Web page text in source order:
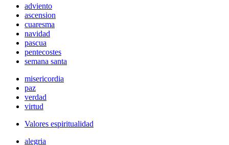
adviento
ascension
cuaresma
navidad
pascua
pentecostes
semana santa
misericordia
paz
verdad
virtud
Valores espiritualidad
alegria